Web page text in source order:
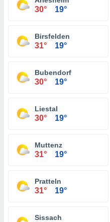
30° 19°
Birsfelden
31° 19°
Bubendorf
30° 19°
Liestal
30° 19°
Muttenz
31° 19°
Pratteln
31° 19°
Sissach